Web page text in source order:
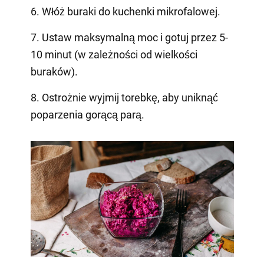
6. Włóż buraki do kuchenki mikrofalowej.
7. Ustaw maksymalną moc i gotuj przez 5-
10 minut (w zależności od wielkości
buraków).
8. Ostrożnie wyjmij torebkę, aby uniknąć
poparzenia gorącą parą.